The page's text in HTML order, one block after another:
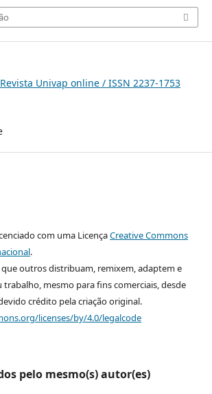
Univap online / ISSN 2237-1753
com uma LicençaCreative Commons
.
que outros distribuam, remixem, adaptem e
trabalho, mesmo para fins comerciais, desde
crédito pela criação original.
licenses/by/4.0/legalcode
pelo mesmo(s) autor(es)